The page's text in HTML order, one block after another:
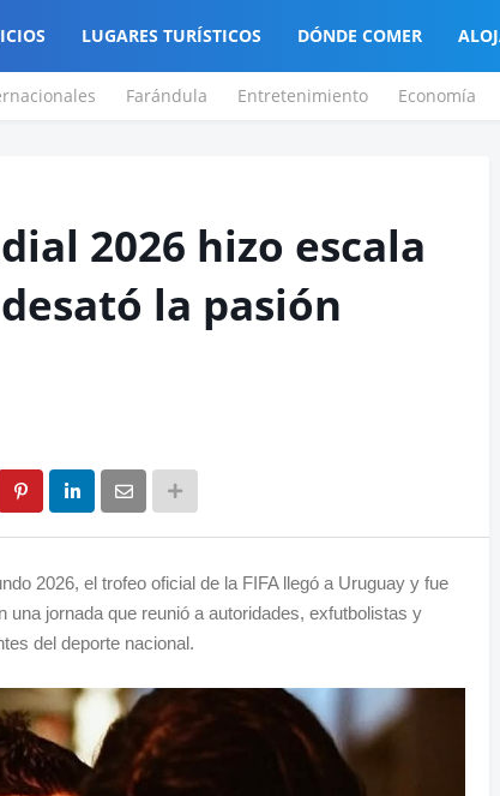
LUGARES TURÍSTICOS DÓNDE COMER
Farándula Entretenimiento Economía
2026 hizo escala
la pasión
2026, el trofeo oficial de la FIFA llegó a Uruguay y fue
una jornada que reunió a autoridades, exfutbolistas y
del deporte nacional.